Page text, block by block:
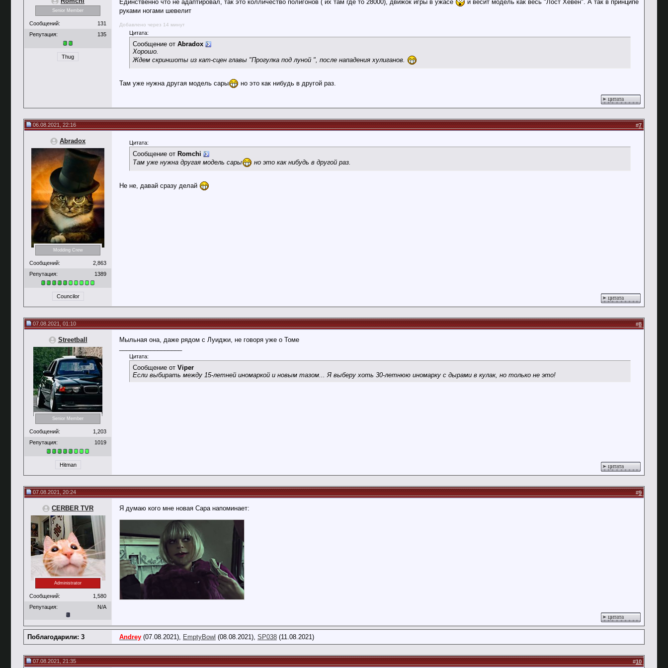
Senior Member
Сообщений:
131
Репутация:
135
Thug
Единственно что не адаптировал, так это колличество полигонов ( их там где то 28000), движок игры в ужасе
и весит модель как весь "Лост Хевен". А так в принципе
руками ногами шевелит
Добавлено через 14 минут
Цитата:
Сообщение от Abradox
Хорошо.
Ждем скриншоты из кат-сцен главы "Прогулка под луной ", после нападения хулиганов.
Там уже нужна другая модель сары но это как нибудь в другой раз.
цитата
06.08.2021, 22:16 #7
Abradox
Modding Crew
Сообщений:
2,863
Репутация:
1389
Councilor
Цитата:
Сообщение от Romchi
Там уже нужна другая модель сары
но это как нибудь в другой раз.
Не не, давай сразу делай
цитата
07.08.2021, 01:10 #8
Streetball
Senior Member
Сообщений:
1,203
Репутация:
1019
Hitman
Мыльная она, даже рядом с Луиджи, не говоря уже о Томе
Цитата:
Сообщение от Viper
Если выбирать между 15-летней иномаркой и новым тазом... Я выберу хоть 30-летнюю иномарку с дырами в кулак, но только не это!
цитата
07.08.2021, 20:24 #9
CERBER TVR
Administrator
Сообщений:
1,580
Репутация:
N/A
Я думаю кого мне новая Сара напоминает:
цитата
Поблагодарили: 3 Andrey (07.08.2021), EmptyBowl (08.08.2021), SP038 (11.08.2021)
07.08.2021, 21:35 #10